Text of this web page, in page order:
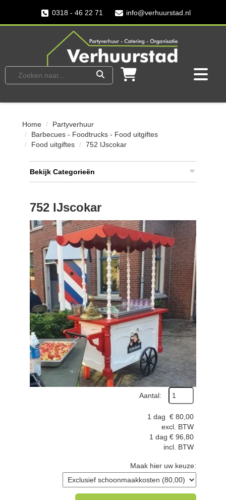
0318 - 46 22 71 info@verhuurstad.nl
Home
Partyverhuur
Barbecues - Foodtrucks - Food uitgiftes
Food uitgiftes
752 IJscokar
Bekijk Categorieën
752 IJscokar
Aantal:
1 dag € 80,00
excl. BTW
1 dag € 96,80
incl. BTW
Maak hier uw keuze: